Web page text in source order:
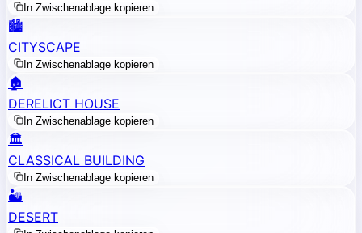
In Zwischenablage kopieren
🏙️
CITYSCAPE
In Zwischenablage kopieren
🏚️
DERELICT HOUSE
In Zwischenablage kopieren
🏛️
CLASSICAL BUILDING
In Zwischenablage kopieren
🏜️
DESERT